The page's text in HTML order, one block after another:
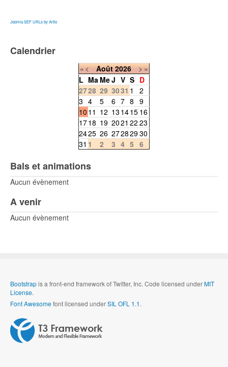
Joomla SEF URLs by Artio
Calendrier
«< Août 2026 >»
L Ma MeJ V S D
2728 29 3031 1
2
3 4 5 6 7 8 9
10 11 12 13 1415 16
1718 19 2021 22 23
2425 26 27282930
31 1 2 3 4 5 6
Bals et animations
Aucun évènement
A venir
Aucun évènement
Bootstrapis a front-end framework of Twitter, Inc. Code licensed underMIT
License.
Font Awesomefont licensed underSIL OFL 1.1.